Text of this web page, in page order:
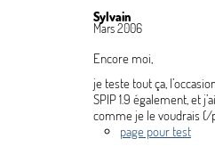
Sylvain
Mars 2006
Encore moi,
je teste tout ça,
SPIP 1.9 également, et
comme je le voudrais (/
page pour test